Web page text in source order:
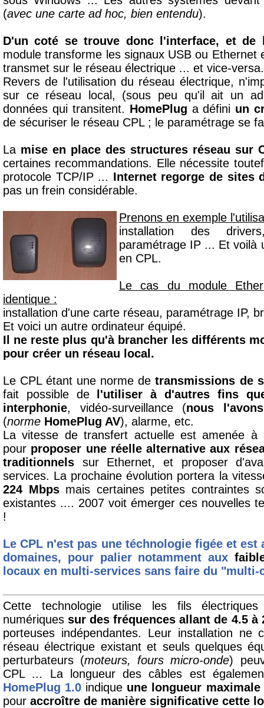
(avec une carte ad hoc, bien entendu).
D'un coté se trouve donc l'interface, et de
module transforme les signaux USB ou Ethernet
transmet sur le réseau électrique ... et vice-versa.
Revers de l'utilisation du réseau électrique,
sur ce réseau local, (sous peu qu'il ait un
données qui transitent. HomePlug a défini un
de sécuriser le réseau CPL ; le paramétrage se
La mise en place des structures réseau sur
certaines recommandations. Elle nécessite
protocole TCP/IP ... Internet regorge de sites
pas un frein considérable.
Prenons en exemple
installation des
paramétrage IP ... Et voilà
en CPL.
Le cas du module
identique :
installation d'une carte réseau, paramétrage IP,
Et voici un autre ordinateur équipé.
Il ne reste plus qu'à brancher les différents
pour créer un réseau local.
Le CPL étant une norme detransmissions de
fait possible de
l'utiliser à d'autres fins
interphonie, vidéo-surveillance (nous
(norme HomePlug AV), alarme, etc.
La vitesse de transfert actuelle est amenée à
pour proposer une réelle alternative aux
traditionnels sur Ethernet, et proposer
services. La prochaine évolution portera la
224 Mbpsmais certaines petites contraintes
existantes .... 2007 voit émerger ces nouvelles
!
Le CPL n'est pas une téchnologie figée et est
domaines, pour palier notamment aux
locaux en multi-services sans faire du "multi-
Cette technologie utilise les fils
numériquessur des fréquences allant de 4.5 à
porteuses indépendantes. Leur installation ne
réseau électrique existant et seuls quelques
perturbateurs (moteurs, fours micro-onde)
CPL ... La longueur des câbles est
HomePlug 1.0 indique une longueur maximale
pour accroître de manière significative cette